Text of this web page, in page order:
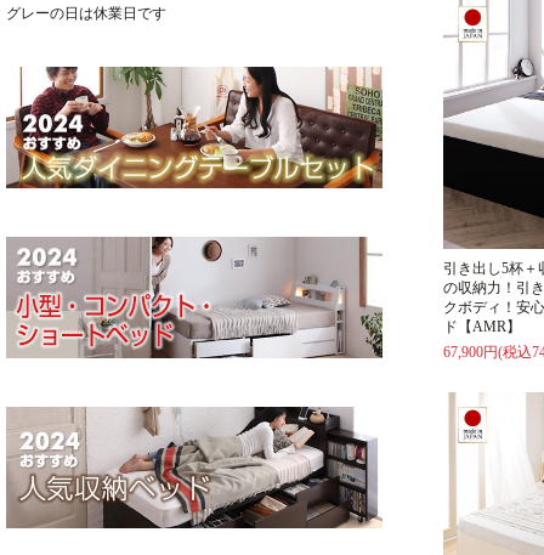
引き出し5杯＋
の収納力！引
クボディ！安
ド【AMR】
67,900円(税込
チェスト ベッド
グレーの日は休業日です